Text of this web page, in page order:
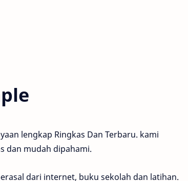
lengkap Ringkas Dan Terbaru. kami
dan mudah dipahami.
dari internet, buku sekolah dan latihan.